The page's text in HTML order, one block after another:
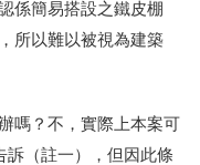
係簡易搭設之鐵皮棚
所以難以被視為建築
嗎？不，實際上本案可
訴（註一），但因此條